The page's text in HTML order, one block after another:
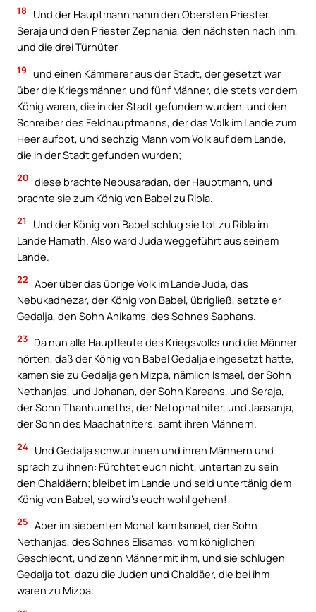
18
Und der Hauptmann nahm den Obersten Priester
Seraja und den Priester Zephania, den nächsten nach ihm,
und die drei Türhüter
19 und einen Kämmerer aus der Stadt, der gesetzt war
über die Kriegsmänner, und fünf Männer, die stets vor dem
König waren, die in der Stadt gefunden wurden, und den
Schreiber des Feldhauptmanns, der das Volk im Lande zum
Heer aufbot, und sechzig Mann vom Volk auf dem Lande,
die in der Stadt gefunden wurden;
20 diese brachte Nebusaradan, der Hauptmann, und
brachte sie zum König von Babel zu Ribla.
21
Und der König von Babel schlug sie tot zu Ribla im
Lande Hamath. Also ward Juda weggeführt aus seinem
Lande.
22 Aber über das übrige Volk im Lande Juda, das
Nebukadnezar, der König von Babel, übrigließ, setzte er
Gedalja, den Sohn Ahikams, des Sohnes Saphans.
23 Da nun alle Hauptleute des Kriegsvolks und die Männer
hörten, daß der König von Babel Gedalja eingesetzt hatte,
kamen sie zu Gedalja gen Mizpa, nämlich Ismael, der Sohn
Nethanjas, und Johanan, der Sohn Kareahs, und Seraja,
der Sohn Thanhumeths, der Netophathiter, und Jaasanja,
der Sohn des Maachathiters, samt ihren Männern.
24 Und Gedalja schwur ihnen und ihren Männern und
sprach zu ihnen: Fürchtet euch nicht, untertan zu sein
den Chaldäern; bleibet im Lande und seid untertänig dem
König von Babel, so wird’s euch wohl gehen!
25 Aber im siebenten Monat kam Ismael, der Sohn
Nethanjas, des Sohnes Elisamas, vom königlichen
Geschlecht, und zehn Männer mit ihm, und sie schlugen
Gedalja tot, dazu die Juden und Chaldäer, die bei ihm
waren zu Mizpa.